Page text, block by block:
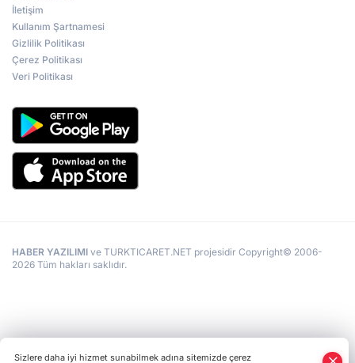
İletişim
Kullanım Şartnamesi
Gizlilik Politikası
Çerez Politikası
Veri Politikası
HABER YAZILIMI ve TURKTICARET.NET projesidir Copyright© 2006-
2026 Tüm hakları saklıdır.
Sizlere daha iyi hizmet sunabilmek adına sitemizde çerez